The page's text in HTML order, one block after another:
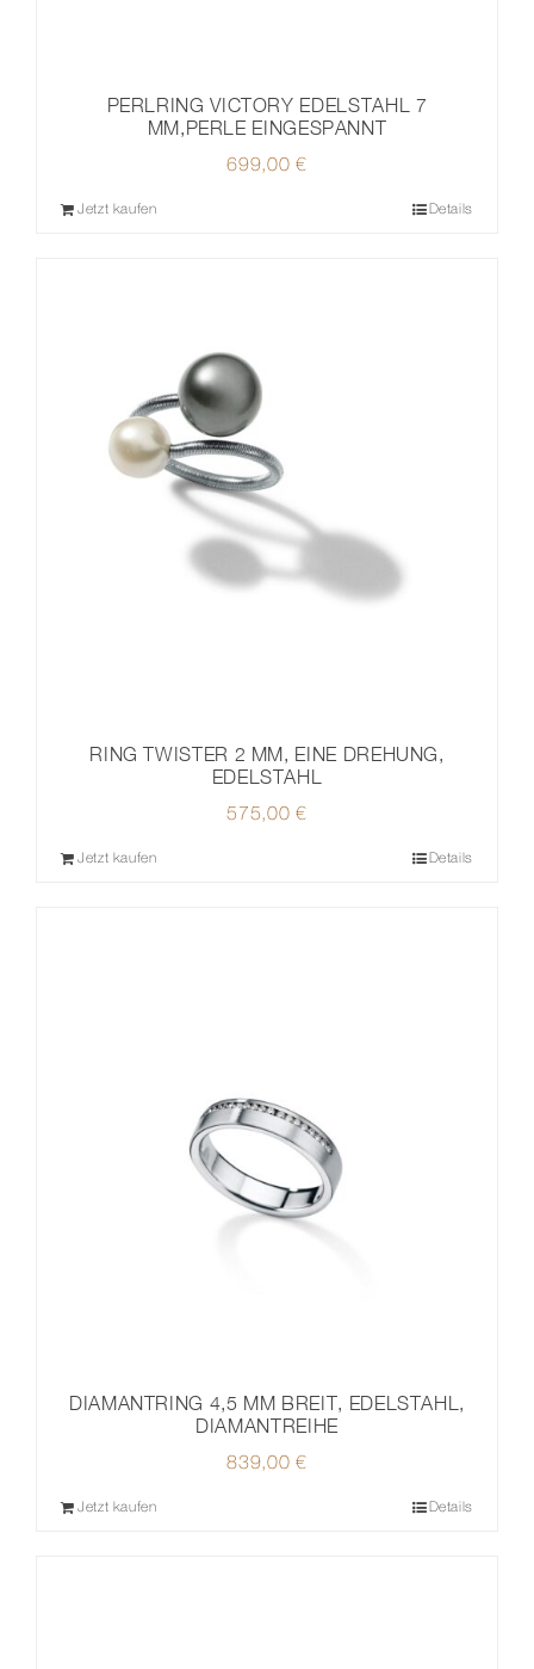
PERLRING VICTORY EDELSTAHL 7
MM,PERLE EINGESPANNT
699,00 €
Jetzt kaufen Details
RING TWISTER 2 MM, EINE DREHUNG,
EDELSTAHL
575,00 €
Jetzt kaufen Details
DIAMANTRING 4,5 MM BREIT, EDELSTAHL,
DIAMANTREIHE
839,00 €
Jetzt kaufen Details